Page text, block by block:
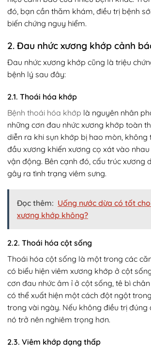
đó, bạn cần thăm khám, điều trị bệnh
biến chứng nguy hiểm.
2. Đau nhức xương khớp cảnh
Đau nhức xương khớp cũng là triệu
bệnh lý sau đây:
2.1. Thoái hóa khớp
Bệnh thoái hóa khớp là nguyên nhân
những cơn đau nhức xương khớp toàn
diễn ra khi sụn khớp bị hao mòn, không
đầu xương khiến xương cọ xát vào nhau
vận động. Bên cạnh đó, cấu trúc xương
gây ra tình trạng viêm sưng.
Đọc thêm: Uống nước dừa có tốt
xương khớp không?
2.2. Thoái hóa cột sống
Thoái hóa cột sống là một trong các
có biểu hiện viêm xương khớp ở cột
cơn đau nhức âm ỉ ở cột sống, tê bì
có thể xuất hiện một cách đột ngột
trong vài ngày. Nếu không điều trị đúng
nó trở nên nghiêm trọng hơn.
2.3. Viêm khớp dạng thấp